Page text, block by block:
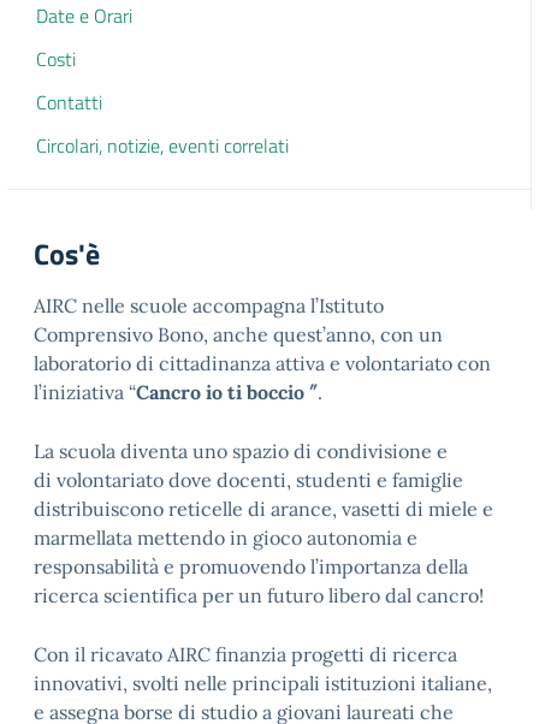
Date e Orari
Costi
Contatti
Circolari, notizie, eventi correlati
Cos'è
AIRC nelle scuole accompagna l’Istituto
Comprensivo Bono, anche quest’anno, con un
laboratorio di cittadinanza attiva e volontariato con
l’iniziativa “Cancro io ti boccio ″.
La scuola diventa uno spazio di condivisione e
di volontariato dove docenti, studenti e famiglie
distribuiscono reticelle di arance, vasetti di miele e
marmellata mettendo in gioco autonomia e
responsabilità e promuovendo l’importanza della
ricerca scientifica per un futuro libero dal cancro!
Con il ricavato AIRC finanzia progetti di ricerca
innovativi, svolti nelle principali istituzioni italiane,
e assegna borse di studio a giovani laureati che